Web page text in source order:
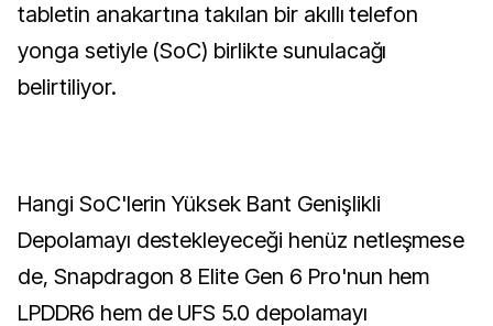
tabletin anakartına takılan bir akıllı telefon
yonga setiyle (SoC) birlikte sunulacağı
belirtiliyor.
Hangi SoC'lerin Yüksek Bant Genişlikli
Depolamayı destekleyeceği henüz netleşmese
de, Snapdragon 8 Elite Gen 6 Pro'nun hem
LPDDR6 hem de UFS 5.0 depolamayı